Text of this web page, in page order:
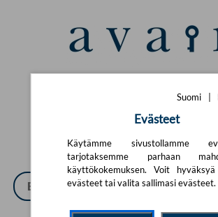
Suomi
Evästeet
Käytämme sivustollamme
tarjotaksemme parhaan
käyttökokemuksen. Voit
evästeet tai valita sallimasi evästeet.